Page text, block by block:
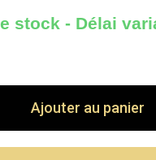
stock - Délai
Ajouter au panier